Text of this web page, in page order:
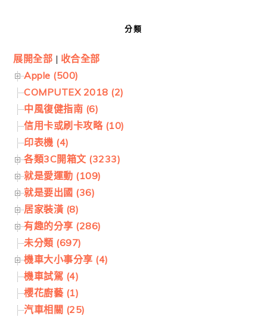
分類
展開全部 | 收合全部
Apple (500)
COMPUTEX 2018 (2)
中風復健指南 (6)
信用卡或刷卡攻略 (10)
印表機 (4)
各類3C開箱文 (3233)
就是愛運動 (109)
就是要出國 (36)
居家裝潢 (8)
有趣的分享 (286)
未分類 (697)
機車大小事分享 (4)
機車試駕 (4)
櫻花廚藝 (1)
汽車相關 (25)